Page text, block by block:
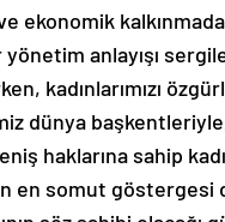
anlayışı
kadınlarımızı
dünya
haklarına sahip
en somut göstergesi
söz sahibi